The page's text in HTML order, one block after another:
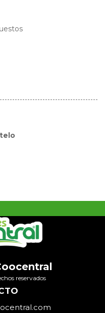
reservados